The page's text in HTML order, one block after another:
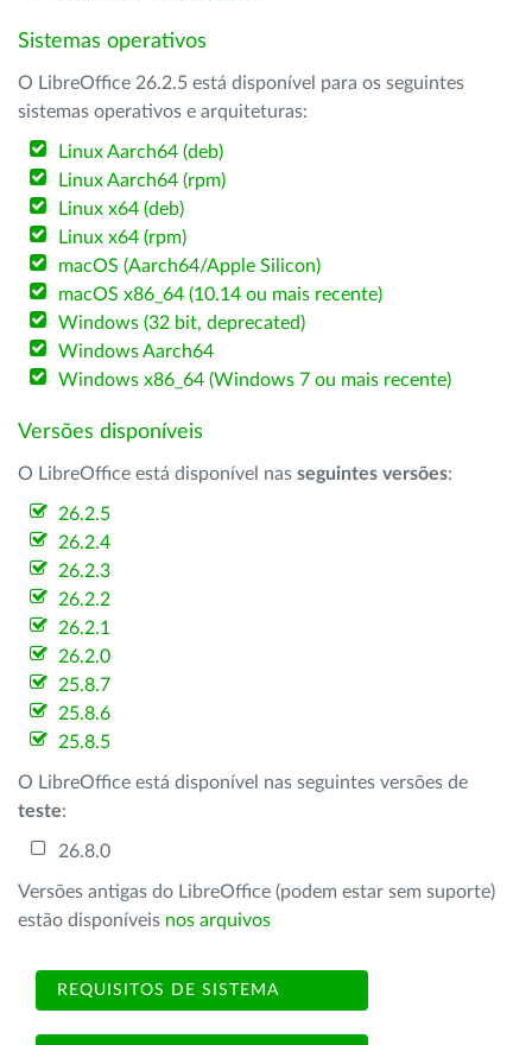
Sistemas operativos
O LibreOffice 26.2.5 está disponível para os seguintes
sistemas operativos e arquiteturas:
Linux Aarch64 (deb)
Linux Aarch64 (rpm)
Linux x64 (deb)
Linux x64 (rpm)
macOS (Aarch64/Apple Silicon)
macOS x86_64 (10.14 ou mais recente)
Windows (32 bit, deprecated)
Windows Aarch64
Windows x86_64 (Windows 7 ou mais recente)
Versões disponíveis
O LibreOffice está disponível nas seguintes versões:
26.2.5
26.2.4
26.2.3
26.2.2
26.2.1
26.2.0
25.8.7
25.8.6
25.8.5
O LibreOffice está disponível nas seguintes versões de
teste:
26.8.0
Versões antigas do LibreOffice (podem estar sem suporte)
estão disponíveis nos arquivos
REQUISITOS DE SISTEMA